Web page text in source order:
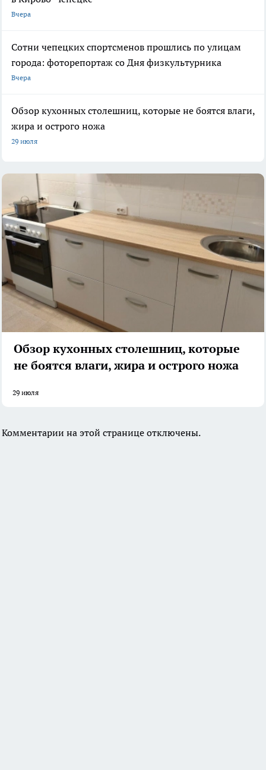
Вчера
Сотни чепецких спортсменов прошлись по улицам
города: фоторепортаж со Дня физкультурника
Вчера
Обзор кухонных столешниц, которые не боятся влаги,
жира и острого ножа
29 июля
Обзор кухонных столешниц, которые
не боятся влаги, жира и острого ножа
29 июля
Комментарии на этой странице отключены.